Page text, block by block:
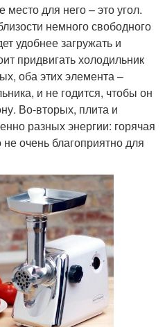
для него – это угол.
немного свободного
удобнее загружать и
придвигать холодильник
оба этих элемента –
и не годится, чтобы он
Во-вторых, плита и
разных энергии: горячая
очень благоприятно для